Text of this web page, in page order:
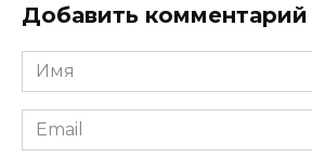
Добавить комментарий
Имя
*
Email
*